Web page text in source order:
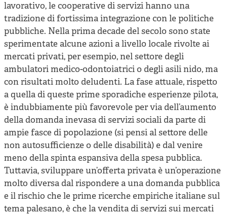
lavorativo, le cooperative di servizi hanno una
tradizione di fortissima integrazione con le politiche
pubbliche. Nella prima decade del secolo sono state
sperimentate alcune azioni a livello locale rivolte ai
mercati privati, per esempio, nel settore degli
ambulatori medico-odontoiatrici o degli asili nido, ma
con risultati molto deludenti. La fase attuale, rispetto
a quella di queste prime sporadiche esperienze pilota,
è indubbiamente più favorevole per via dell’aumento
della domanda inevasa di servizi sociali da parte di
ampie fasce di popolazione (si pensi al settore delle
non autosufficienze o delle disabilità) e dal venire
meno della spinta espansiva della spesa pubblica.
Tuttavia, sviluppare un’offerta privata è un’operazione
molto diversa dal rispondere a una domanda pubblica
e il rischio che le prime ricerche empiriche italiane sul
tema palesano, è che la vendita di servizi sui mercati